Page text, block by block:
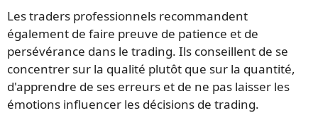
Les traders professionnels recommandent
également de faire preuve de patience et de
persévérance dans le trading. Ils conseillent de se
concentrer sur la qualité plutôt que sur la quantité,
d'apprendre de ses erreurs et de ne pas laisser les
émotions influencer les décisions de trading.